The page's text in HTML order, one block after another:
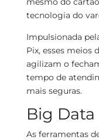
tecnologia do
Impulsionada
Pix, esses meios
agilizam o
tempo de
mais seguras.
Big Data
As ferramentas